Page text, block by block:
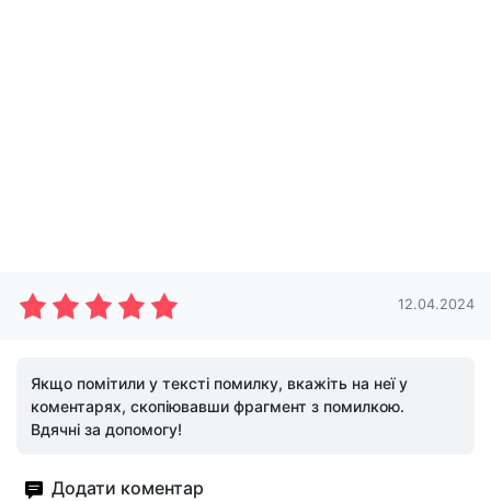
12.04.2024
Якщо помітили у тексті помилку, вкажіть на неї у
коментарях, скопіювавши фрагмент з помилкою.
Вдячні за допомогу!
Додати коментар